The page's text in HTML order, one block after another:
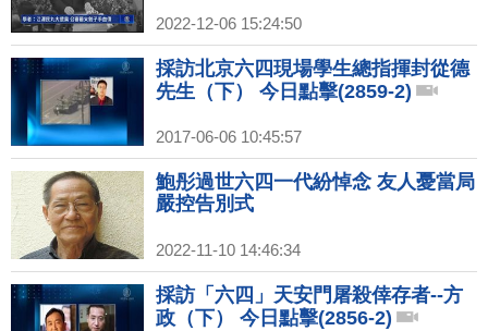
2022-12-06 15:24:50
採訪北京六四現場學生總指揮封從德
先生（下） 今日點擊(2859-2)
2017-06-06 10:45:57
鮑彤過世六四一代紛悼念 友人憂當局
嚴控告別式
2022-11-10 14:46:34
採訪「六四」天安門屠殺倖存者--方
政（下） 今日點擊(2856-2)